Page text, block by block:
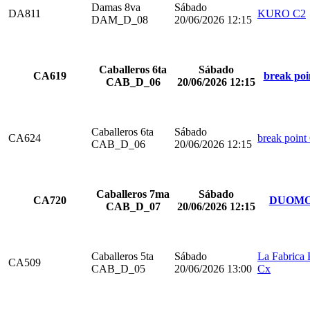
DA811
Damas 8va
DAM_D_08
Sábado
20/06/2026 12:15
KURO C2
CA619
Caballeros 6ta
CAB_D_06
Sábado
20/06/2026 12:15
break
CA624
Caballeros 6ta
CAB_D_06
Sábado
20/06/2026 12:15
break point
CA720
Caballeros 7ma
CAB_D_07
Sábado
20/06/2026 12:15
CA509
Caballeros 5ta
CAB_D_05
Sábado
20/06/2026 13:00
La Fabrica
Cx